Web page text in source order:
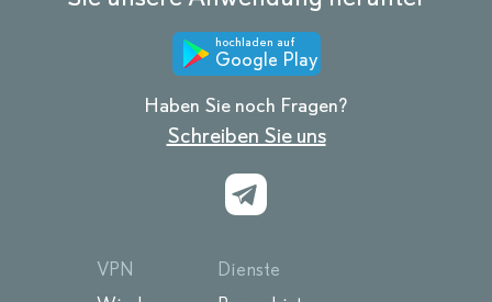
hochladen auf
Google Play
Haben Sie noch Fragen?
Schreiben Sie uns
VPN
Dienste